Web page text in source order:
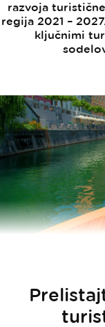
razvoja
regija 2021 –
ključnimi